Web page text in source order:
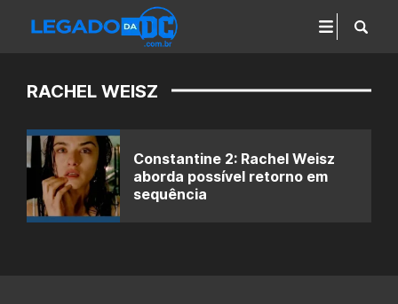
RACHEL WEISZ
Constantine 2: Rachel Weisz
aborda possível retorno em
sequência